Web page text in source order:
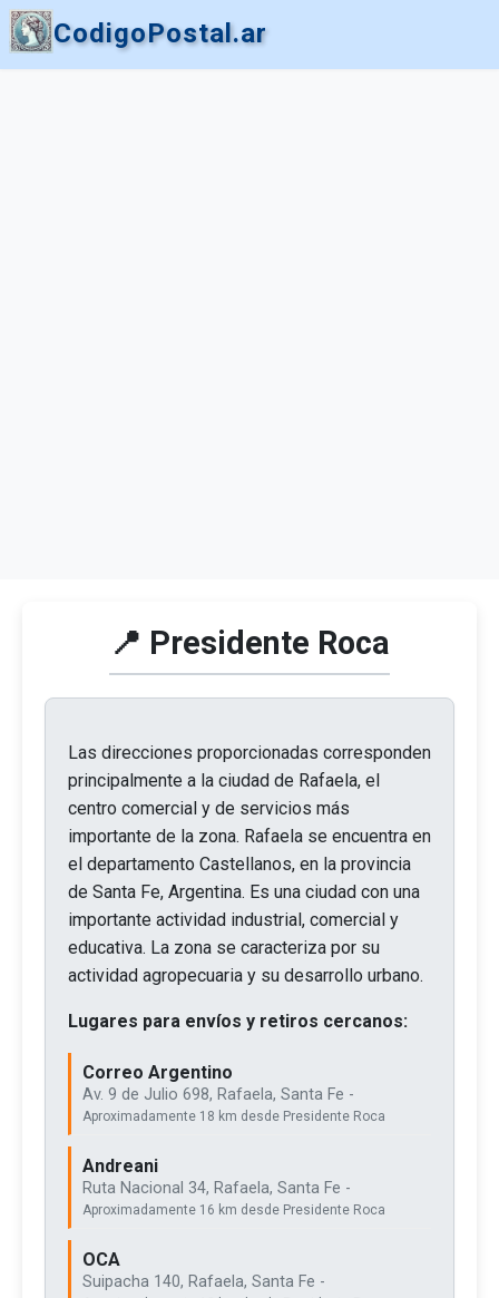
CodigoPostal.ar
📍 Presidente Roca
Las direcciones proporcionadas corresponden
principalmente a la ciudad de Rafaela, el
centro comercial y de servicios más
importante de la zona. Rafaela se encuentra en
el departamento Castellanos, en la provincia
de Santa Fe, Argentina. Es una ciudad con una
importante actividad industrial, comercial y
educativa. La zona se caracteriza por su
actividad agropecuaria y su desarrollo urbano.
Lugares para envíos y retiros cercanos:
Correo Argentino
Av. 9 de Julio 698, Rafaela, Santa Fe -
Aproximadamente 18 km desde Presidente Roca
Andreani
Ruta Nacional 34, Rafaela, Santa Fe -
Aproximadamente 16 km desde Presidente Roca
OCA
Suipacha 140, Rafaela, Santa Fe -